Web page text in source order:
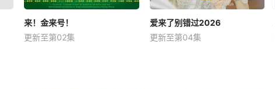
来！金来号！
更新至第02集
爱来了别错过2026
更新至第04集